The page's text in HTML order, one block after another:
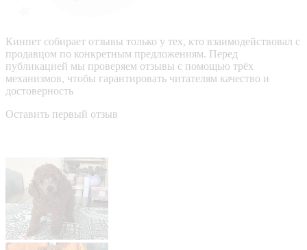
Кинпет собирает отзывы только у тех, кто взаимодействовал с
продавцом по конкретным предложениям. Перед
публикацией мы проверяем отзывы с помощью трёх
механизмов, чтобы гарантировать читателям качество и
достоверность
Оставить первый отзыв